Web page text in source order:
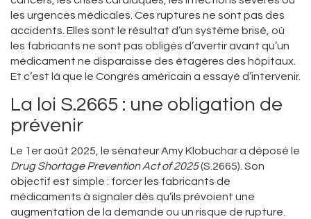
les urgences médicales. Ces ruptures ne sont pas des
accidents. Elles sont le résultat d’un système brisé, où
les fabricants ne sont pas obligés d’avertir avant qu’un
médicament ne disparaisse des étagères des hôpitaux.
Et c’est là que le Congrès américain a essayé d’intervenir.
La loi S.2665 : une obligation de
prévenir
Le 1er août 2025, le sénateur Amy Klobuchar a déposé le
Drug Shortage Prevention Act of 2025(S.2665). Son
objectif est simple : forcer les fabricants de
médicaments à signaler dès qu’ils prévoient une
augmentation de la demande ou un risque de rupture.